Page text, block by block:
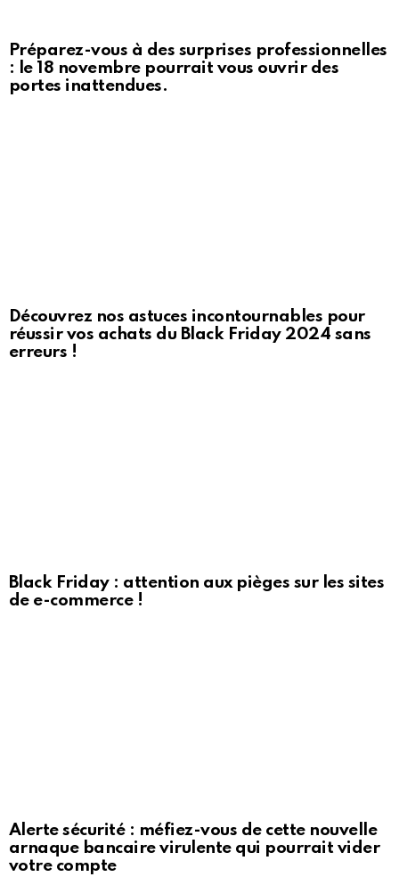
Préparez-vous à des surprises professionnelles
: le 18 novembre pourrait vous ouvrir des
portes inattendues.
Découvrez nos astuces incontournables pour
réussir vos achats du Black Friday 2024 sans
erreurs !
Black Friday : attention aux pièges sur les sites
de e-commerce !
Alerte sécurité : méfiez-vous de cette nouvelle
arnaque bancaire virulente qui pourrait vider
votre compte